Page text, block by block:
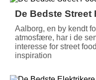
De Bedste Street
Aalborg, en by kendt
atmosfære, har i de
interesse for street
inspiration